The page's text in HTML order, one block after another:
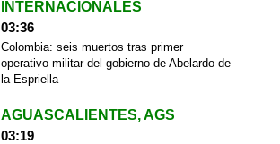
INTERNACIONALES
03:36
Colombia: seis muertos tras primer
operativo militar del gobierno de Abelardo de
la Espriella
AGUASCALIENTES, AGS
03:19